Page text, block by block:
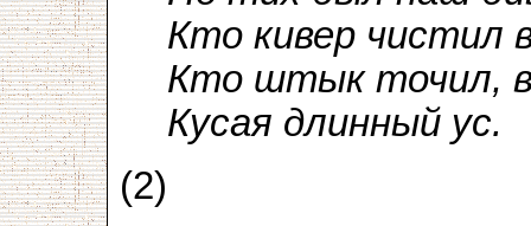
Кто кивер чистил
Кто штык точил,
Кусая длинный ус.
(2)